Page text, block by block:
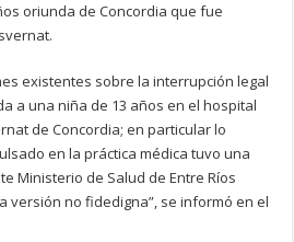
oriunda de Concordia que fue
existentes sobre la interrupción legal
a una niña de 13 años en el hospital
de Concordia; en particular lo
en la práctica médica tuvo una
Ministerio de Salud de Entre Ríos
versión no fidedigna”, se informó en el